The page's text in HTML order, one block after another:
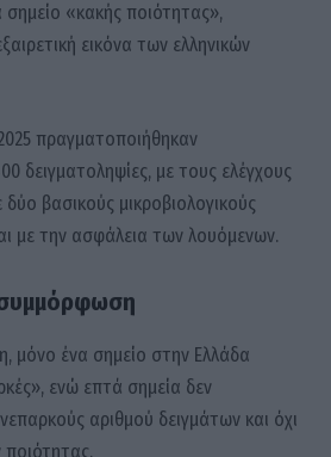
«κακής ποιότητας»,
εικόνα των ελληνικών
πραγματοποιήθηκαν
δειγματοληψίες, με τους ελέγχους
βασικούς μικροβιολογικούς
με την ασφάλεια των λουόμενων.
μόνο ένα σημείο στην Ελλάδα
ενώ επτά σημεία δεν
αριθμού δειγμάτων και όχι